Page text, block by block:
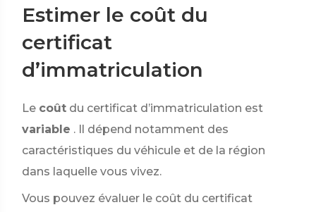
Estimer le coût du
certificat
d’immatriculation
Le coût du certificat d’immatriculation est
variable . Il dépend notamment des
caractéristiques du véhicule et de la région
dans laquelle vous vivez.
Vous pouvez évaluer le coût du certificat